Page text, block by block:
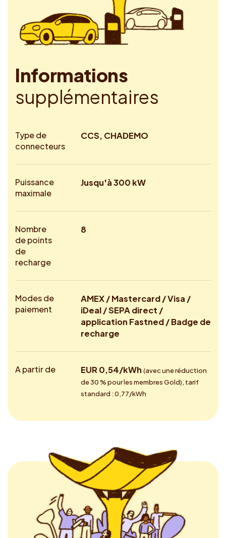
Informations
supplémentaires
Type de
connecteurs
CCS, CHADEMO
Puissance
maximale
Jusqu'à 300 kW
Nombre
de points
de
recharge
8
Modes de
paiement
AMEX / Mastercard / Visa /
iDeal / SEPA direct /
application Fastned / Badge de
recharge
A partir de EUR 0,54/kWh (avec une réduction
de 30 % pour les membres Gold), tarif
standard : 0,77/kWh